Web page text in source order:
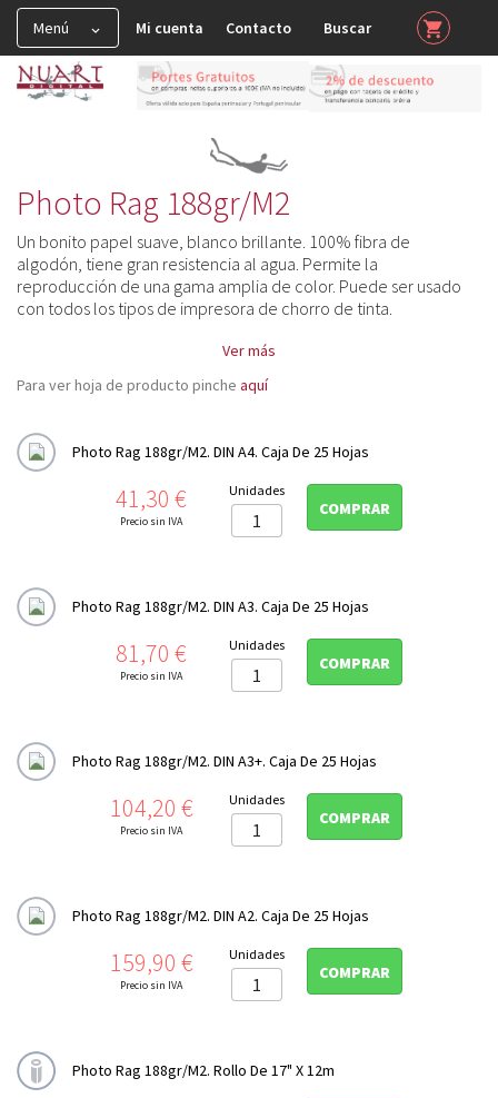
Menú  Mi cuenta Contacto shopping_cart

Buscar
HAHNEMUHLE
FineArt Matt-Smooth
Rice Paper 100gr/m2
Photo Rag 308gr/m2
Photo Rag 500gr/m2
Photo Rag Book&Album 220gr/m2
Photo Rag Duo 276gr/m2
FineArt Matt Deckle Edge (Papel con Barbas)
Fine Art Natural Line
FineArt Premium Edition
Photo Digital
Formato Panoramico
Platinum Rag
Cajas archivo y conservación
TINTA COLOR
Photo Rag 188gr/m2
Un bonito papel suave, blanco brillante. 100% fibra de
algodón, tiene gran resistencia al agua. Permite la
reproducción de una gama amplia de color. Puede ser usado
con todos los tipos de impresora de chorro de tinta.
Ver más
Para ver hoja de producto pinche aquí
Photo Rag 188gr/m2. DIN A4. Caja De 25 Hojas
Precio
41,30 €
Precio sin IVA
Unidades
COMPRAR
Photo Rag 188gr/m2. DIN A3. Caja De 25 Hojas
Precio
81,70 €
Precio sin IVA
Unidades
COMPRAR
Photo Rag 188gr/m2. DIN A3+. Caja De 25 Hojas
Precio
104,20 €
Precio sin IVA
Unidades
COMPRAR
Photo Rag 188gr/m2. DIN A2. Caja De 25 Hojas
Precio
159,90 €
Precio sin IVA
Unidades
COMPRAR
Photo Rag 188gr/m2. Rollo De 17" X 12m